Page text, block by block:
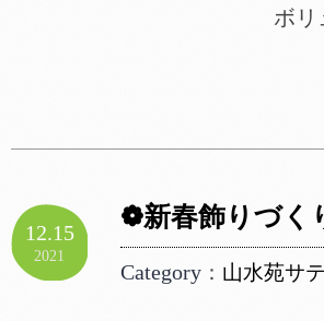
ボリ
12.15
2021
❁新春飾りづく
Category ： 山水苑サ